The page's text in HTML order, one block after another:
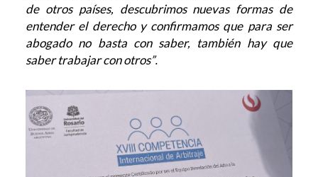
de otros países, descubrimos nuevas formas de
entender el derecho y confirmamos que para ser
abogado no basta con saber, también hay que
saber trabajar con otros”.